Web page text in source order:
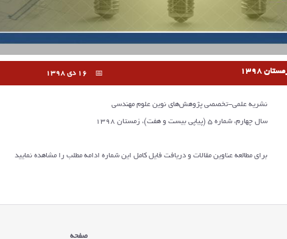
1398
نشریه علمی-تخصصی پژوهش‌های نوین علوم مهندسی
سال چهارم، شماره 5 (پیاپی بیست و هفت)، زمستان 1398
برای مطالعه عناوین مقالات و دریافت فایل کامل این شماره ادامه مطلب را مشاهده نمایید
صفحه